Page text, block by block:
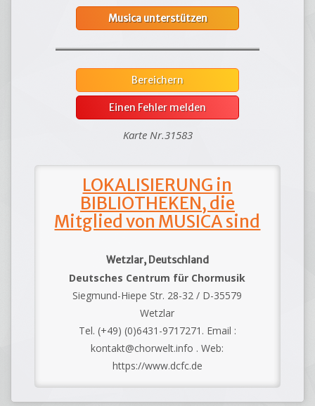
Musica unterstützen
Bereichern
Einen Fehler melden
Karte Nr.31583
LOKALISIERUNG in
BIBLIOTHEKEN, die
Mitglied von MUSICA sind
Wetzlar, Deutschland
Deutsches Centrum für Chormusik
Siegmund-Hiepe Str. 28-32 / D-35579
Wetzlar
Tel. (+49) (0)6431-9717271. Email :
kontakt@chorwelt.info . Web:
https://www.dcfc.de